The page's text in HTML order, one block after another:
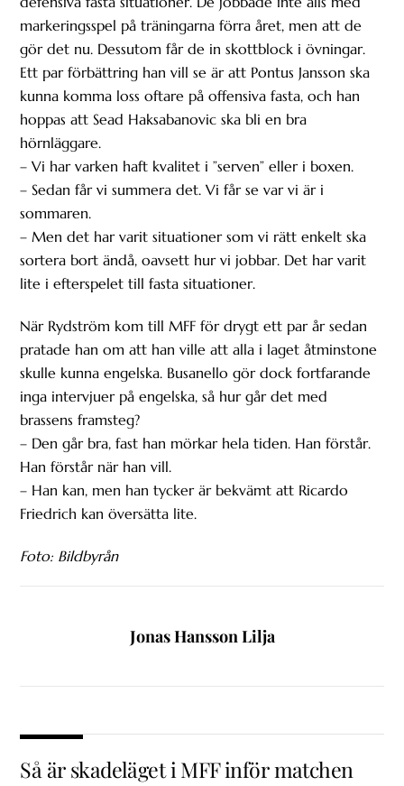
markeringsspel på träningarna förra året, men att de
gör det nu. Dessutom får de in skottblock i övningar.
Ett par förbättring han vill se är att Pontus Jansson ska
kunna komma loss oftare på offensiva fasta, och han
hoppas att Sead Haksabanovic ska bli en bra
hörnläggare.
– Vi har varken haft kvalitet i ”serven” eller i boxen.
– Sedan får vi summera det. Vi får se var vi är i
sommaren.
– Men det har varit situationer som vi rätt enkelt ska
sortera bort ändå, oavsett hur vi jobbar. Det har varit
lite i efterspelet till fasta situationer.
När Rydström kom till MFF för drygt ett par år sedan
pratade han om att han ville att alla i laget åtminstone
skulle kunna engelska. Busanello gör dock fortfarande
inga intervjuer på engelska, så hur går det med
brassens framsteg?
– Den går bra, fast han mörkar hela tiden. Han förstår.
Han förstår när han vill.
– Han kan, men han tycker är bekvämt att Ricardo
Friedrich kan översätta lite.
Foto: Bildbyrån
Jonas Hansson Lilja
Så är skadeläget i MFF inför matchen